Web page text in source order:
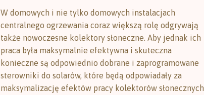
W domowych i nie tylko domowych instalacjach
centralnego ogrzewania coraz większą rolę odgrywają
także nowoczesne kolektory słoneczne. Aby jednak ich
praca była maksymalnie efektywna i skuteczna
konieczne są odpowiednio dobrane i zaprogramowane
sterowniki do solarów, które będą odpowiadały za
maksymalizację efektów pracy kolektorów słonecznych